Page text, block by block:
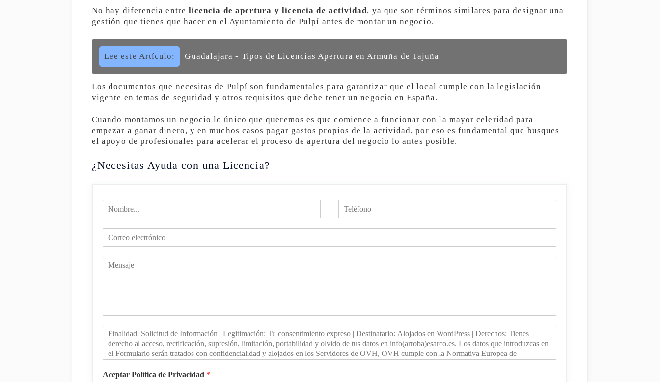
No hay diferencia entre licencia de apertura y licencia de actividad, ya que son términos similares para designar una
gestión que tienes que hacer en el Ayuntamiento de Pulpí antes de montar un negocio.
Lee este Artículo: Guadalajara - Tipos de Licencias Apertura en Armuña de Tajuña
Los documentos que necesitas de Pulpí son fundamentales para garantizar que el local cumple con la legislación
vigente en temas de seguridad y otros requisitos que debe tener un negocio en España.
Cuando montamos un negocio lo único que queremos es que comience a funcionar con la mayor celeridad para
empezar a ganar dinero, y en muchos casos pagar gastos propios de la actividad, por eso es fundamental que busques
el apoyo de profesionales para acelerar el proceso de apertura del negocio lo antes posible.
¿Necesitas Ayuda con una Licencia?
Aceptar Política de Privacidad *